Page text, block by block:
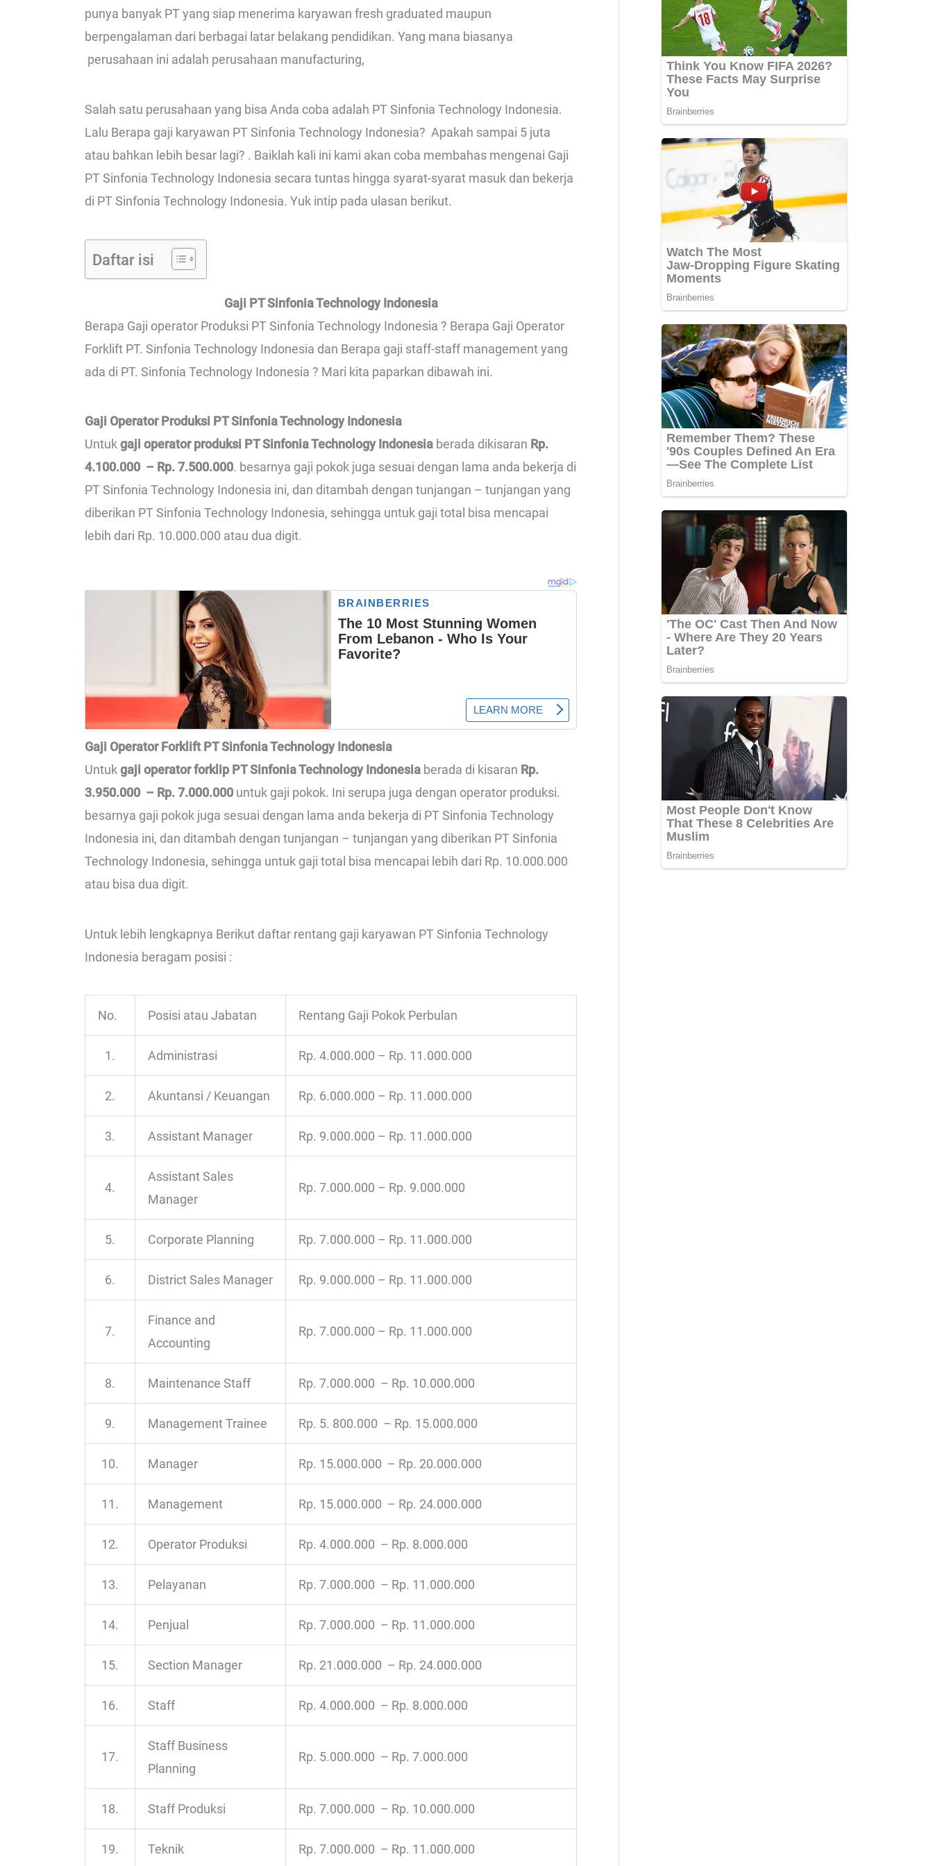
punya banyak PT yang siap menerima karyawan fresh graduated maupun
berpengalaman dari berbagai latar belakang pendidikan. Yang mana biasanya
perusahaan ini adalah perusahaan manufacturing,
Salah satu perusahaan yang bisa Anda coba adalah PT Sinfonia Technology Indonesia.
Lalu Berapa gaji karyawan PT Sinfonia Technology Indonesia? Apakah sampai 5 juta
atau bahkan lebih besar lagi? . Baiklah kali ini kami akan coba membahas mengenai Gaji
PT Sinfonia Technology Indonesia secara tuntas hingga syarat-syarat masuk dan bekerja
di PT Sinfonia Technology Indonesia. Yuk intip pada ulasan berikut.
Daftar isi
Gaji PT Sinfonia Technology Indonesia
Berapa Gaji operator Produksi PT Sinfonia Technology Indonesia ? Berapa Gaji Operator
Forklift PT. Sinfonia Technology Indonesia dan Berapa gaji staff-staff management yang
ada di PT. Sinfonia Technology Indonesia ? Mari kita paparkan dibawah ini.
Gaji Operator Produksi PT Sinfonia Technology Indonesia
Untukgaji operator produksi PT Sinfonia Technology Indonesia berada dikisaran Rp.
4.100.000 – Rp. 7.500.000. besarnya gaji pokok juga sesuai dengan lama anda bekerja di
PT Sinfonia Technology Indonesia ini, dan ditambah dengan tunjangan – tunjangan yang
diberikan PT Sinfonia Technology Indonesia, sehingga untuk gaji total bisa mencapai
lebih dari Rp. 10.000.000 atau dua digit.
Gaji Operator Forklift PT Sinfonia Technology Indonesia
Untukgaji operator forklip PT Sinfonia Technology Indonesia berada di kisaran Rp.
3.950.000 – Rp. 7.000.000 untuk gaji pokok. Ini serupa juga dengan operator produksi.
besarnya gaji pokok juga sesuai dengan lama anda bekerja di PT Sinfonia Technology
Indonesia ini, dan ditambah dengan tunjangan – tunjangan yang diberikan PT Sinfonia
Technology Indonesia, sehingga untuk gaji total bisa mencapai lebih dari Rp. 10.000.000
atau bisa dua digit.
Untuk lebih lengkapnya Berikut daftar rentang gaji karyawan PT Sinfonia Technology
Indonesia beragam posisi :
No. Posisi atau Jabatan Rentang Gaji Pokok Perbulan
1. Administrasi Rp. 4.000.000 – Rp. 11.000.000
2. Akuntansi / Keuangan Rp. 6.000.000 – Rp. 11.000.000
3. Assistant Manager Rp. 9.000.000 – Rp. 11.000.000
4.
Assistant Sales
Manager
Rp. 7.000.000 – Rp. 9.000.000
5. Corporate Planning Rp. 7.000.000 – Rp. 11.000.000
6. District Sales Manager Rp. 9.000.000 – Rp. 11.000.000
7.
Finance and
Accounting
Rp. 7.000.000 – Rp. 11.000.000
8. Maintenance Staff Rp. 7.000.000 – Rp. 10.000.000
9. Management Trainee Rp. 5. 800.000 – Rp. 15.000.000
10. Manager Rp. 15.000.000 – Rp. 20.000.000
11. Management Rp. 15.000.000 – Rp. 24.000.000
12. Operator Produksi Rp. 4.000.000 – Rp. 8.000.000
13. Pelayanan Rp. 7.000.000 – Rp. 11.000.000
14. Penjual Rp. 7.000.000 – Rp. 11.000.000
15. Section Manager Rp. 21.000.000 – Rp. 24.000.000
16. Staff Rp. 4.000.000 – Rp. 8.000.000
17.
Staff Business
Planning
Rp. 5.000.000 – Rp. 7.000.000
18. Staff Produksi Rp. 7.000.000 – Rp. 10.000.000
19. Teknik Rp. 7.000.000 – Rp. 11.000.000